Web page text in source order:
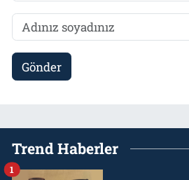
Gönder
Trend Haberler
1